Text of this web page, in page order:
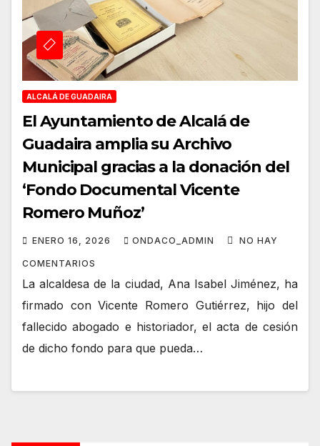
ALCALÁ DE GUADAIRA
El Ayuntamiento de Alcalá de
Guadaira amplia su Archivo
Municipal gracias a la donación del
‘Fondo Documental Vicente
Romero Muñoz’
ENERO 16, 2026 ONDACO_ADMIN NO HAY
COMENTARIOS
La alcaldesa de la ciudad, Ana Isabel Jiménez, ha
firmado con Vicente Romero Gutiérrez, hijo del
fallecido abogado e historiador, el acta de cesión
de dicho fondo para que pueda…